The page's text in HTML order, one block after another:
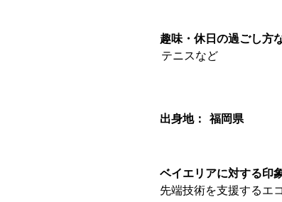
趣味・休日の過ごし方
テニスなど
出身地： 福岡県
ベイエリアに対する印
先端技術を支援するエ